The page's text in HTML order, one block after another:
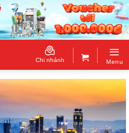
Chi nhánh Menu